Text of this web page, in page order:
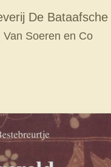
De
Van Soeren en Co